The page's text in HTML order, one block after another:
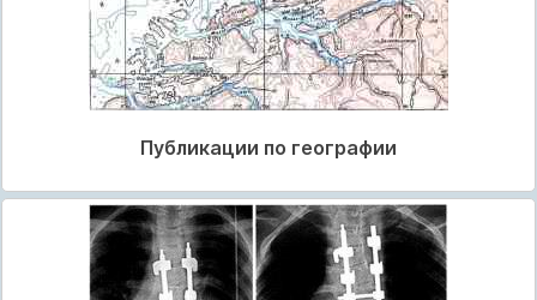
Публикации по географии